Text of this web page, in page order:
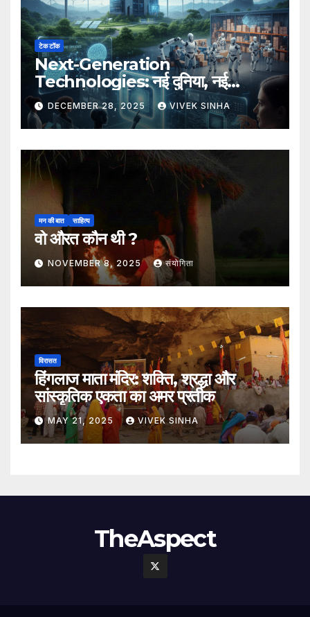
टेक टॉक
Next-Generation
Technologies: नई दुनिया, नई
संभावनाएँ, नया भविष्य
DECEMBER 28, 2025 VIVEK SINHA
मन की बात साहित्य
वो औरत कौन थी ?
NOVEMBER 8, 2025 संयोगिता
विरासत
हिंगलाज माता मंदिर: शक्ति, श्रद्धा और
सांस्कृतिक एकता का अमर प्रतीक
MAY 21, 2025 VIVEK SINHA
TheAspect